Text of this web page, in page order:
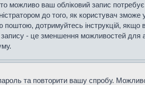
можливо ваш обліковий запис
до того, як користувач зможе
дотримуйтесь інструкцій, якщо
- це зменшення можливостей для
та повторити вашу спробу.